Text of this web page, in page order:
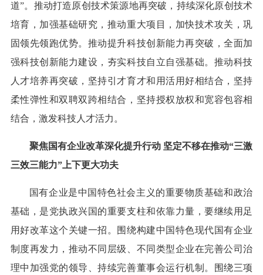
道”。推动打造原创技术策源地再突破，持续深化原创技术
培育，加强基础研究，推动重大项目，加快技术攻关，巩
固领先领跑优势。推动提升科技创新能力再突破，全面加
强科技创新能力建设，夯实科技自立自强基础。推动科技
人才培养再突破，坚持引才育才和用活用好相结合，坚持
柔性弹性和双聘双跨相结合，坚持授权放权和宽容包容相
结合，激发科技人才活力。
聚焦国有企业改革深化提升行动 坚定不移在推动“三激
三效三能力”上下更大功夫
国有企业是中国特色社会主义的重要物质基础和政治
基础，是党执政兴国的重要支柱和依靠力量，要继续用足
用好改革这个关键一招。围绕构建中国特色现代国有企业
制度再发力，推动不同层级、不同类型企业在完善公司治
理中加强党的领导、持续完善董事会运行机制。围绕三项